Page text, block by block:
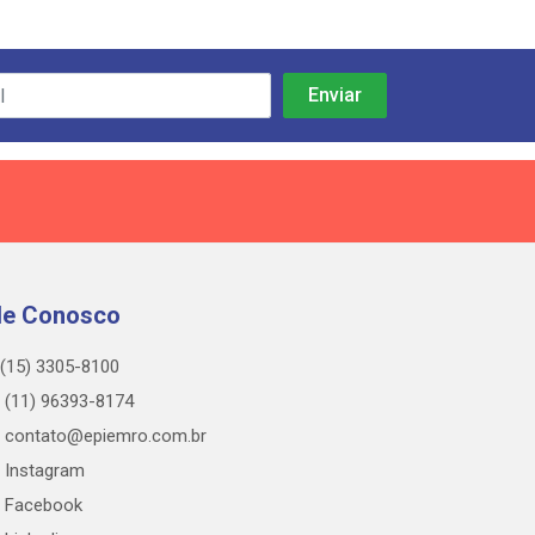
Conosco
(15) 3305-8100
(11) 96393-8174
contato@epiemro.com.br
Instagram
Facebook